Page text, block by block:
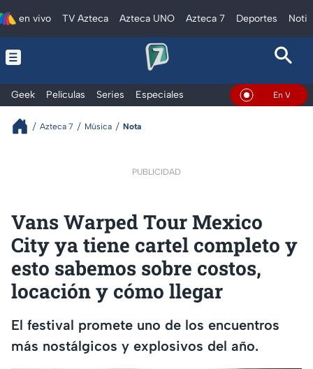
en vivo TV Azteca Azteca UNO Azteca 7 Deportes
Geek Películas Series Especiales En Vivo
Azteca 7 Música Nota
PUBLICIDAD
Vans Warped Tour Mexico
City ya tiene cartel completo y
esto sabemos sobre costos,
locación y cómo llegar
El festival promete uno de los encuentros
más nostálgicos y explosivos del año.